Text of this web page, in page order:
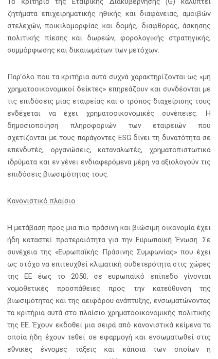
ζητήματα επιχειρηματικής ηθικής και διαφάνειας, αμοιβών
στελεχών, ποικιλομορφίας και δομής, διαφθοράς, άσκησης
πολιτικής πίεσης και δωρεών, φορολογικής στρατηγικής,
συμμόρφωσης και δικαιωμάτων των μετόχων.
Παρ’όλο που τα κριτήρια αυτά συχνά χαρακτηρίζονται ως «μη
χρηματοοικονομικοί δείκτες» επηρεάζουν και συνδέονται με
τις επιδόσεις μιας εταιρείας και ο τρόπος διαχείρισης τους
ενδέχεται να έχει χρηματοοικονομικές συνέπειες. Η
δημοσιοποίηση πληροφοριών των εταιρειών που
σχετίζονται με τους παράγοντες ESG δίνει τη δυνατότητα σε
επενδυτές, οργανώσεις, καταναλωτές, χρηματοπιστωτικά
ιδρύματα και εν γένει ενδιαφερόμενα μέρη να αξιολογούν τις
επιδόσεις βιωσιμότητας τους.
Κανονιστικό πλαίσιο
Η μετάβαση προς μια πιο πράσινη και βιώσιμη οικονομία έχει
ήδη καταστεί προτεραιότητα για την Ευρωπαϊκή Ένωση. Σε
συνέχεια της «Ευρωπαϊκής Πράσινης Συμφωνίας» που έχει
ως στόχο να επιτευχθεί κλιματική ουδετερότητα στις χώρες
της ΕΕ έως το 2050, σε ευρωπαϊκό επίπεδο γίνονται
νομοθετικές προσπάθειες προς την κατεύθυνση της
βιωσιμότητας και της αειφόρου ανάπτυξης, ενσωματώνοντας
τα κριτήρια αυτά στο πλαίσιο χρηματοοικονομικής πολιτικής
της ΕΕ. Έχουν εκδοθεί μια σειρά από κανονιστικά κείμενα τα
οποία ήδη έχουν τεθεί σε εφαρμογή και ενσωματωθεί στις
εθνικές έννομες τάξεις και κάποια των οποίων η